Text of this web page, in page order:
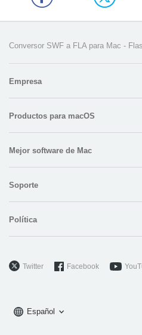
Conversor SWF a FLA para Mac -
Empresa
Productos para macOS
Mejor software de Mac
Soporte
Política
Twitter Facebook
Español